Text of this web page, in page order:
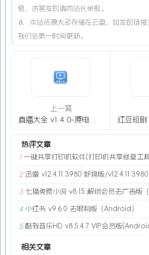
息，访客发现请向站长举报。
6.
本站资源大多存储在云盘，如发现链接
我们会第一时间更新。
上一篇
热评文章
1 一键共享打印机软件(打印机共享修复工
2 迅雷 v12.4.11.3980 舒爽版/
3 七猫免费小说 v8.15 解锁会员去广告版
4 小红书 v9.6.0 去限制版（Android）
5 酷我音乐HD v8.5.4.7 VIP会员版
相关文章